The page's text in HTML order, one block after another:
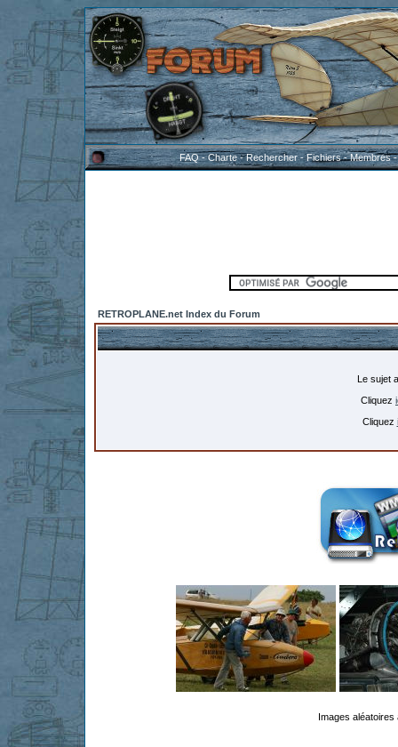
FAQ-Charte-Rechercher-Fichiers-Membres
RETROPLANE.net Index du Forum
Le sujet
Cliquez
Cliquez
Images aléatoires